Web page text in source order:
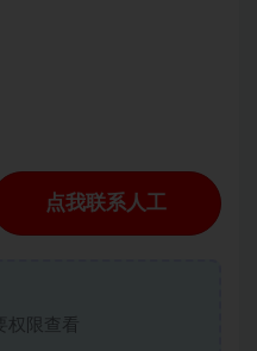
点我联系人工
权限查看